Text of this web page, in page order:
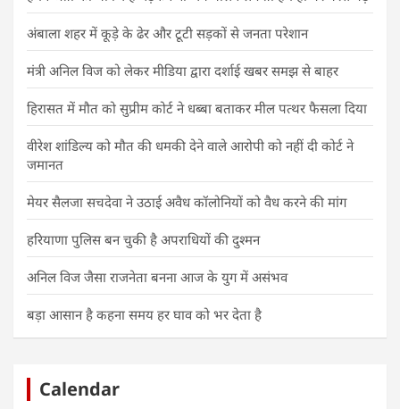
अंबाला शहर में कूड़े के ढेर और टूटी सड़कों से जनता परेशान
मंत्री अनिल विज को लेकर मीडिया द्वारा दर्शाई खबर समझ से बाहर
हिरासत में मौत को सुप्रीम कोर्ट ने धब्बा बताकर मील पत्थर फैसला दिया
वीरेश शांडिल्य को मौत की धमकी देने वाले आरोपी को नहीं दी कोर्ट ने
जमानत
मेयर सैलजा सचदेवा ने उठाई अवैध कॉलोनियों को वैध करने की मांग
हरियाणा पुलिस बन चुकी है अपराधियों की दुश्मन
अनिल विज जैसा राजनेता बनना आज के युग में असंभव
बड़ा आसान है कहना समय हर घाव को भर देता है
Calendar